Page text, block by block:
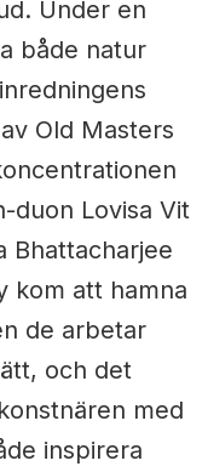
Under en
både natur
Old Masters
duon Lovisa Vit
Bhattacharjee
kom att hamna
de arbetar
och det
med
inspirera